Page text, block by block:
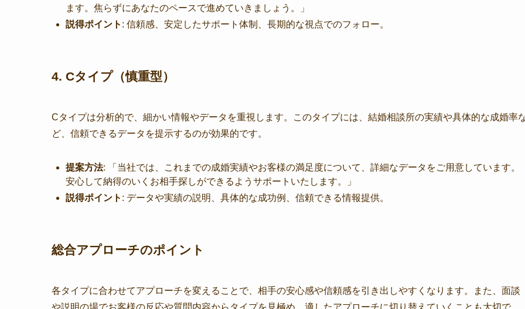
ます。焦らずにあなたのペースで進めていきましょう。」
説得ポイント : 信頼感、安定したサポート体制、長期的な視点でのフォロー。
4. Cタイプ（慎重型）
Cタイプは分析的で、細かい情報やデータを重視します。このタイプには、結婚相談所の実績や具体的な成婚率
ど、信頼できるデータを提示するのが効果的です。
提案方法: 「当社では、これまでの成婚実績やお客様の満足度について、詳細なデータをご用意しています。
安心して納得のいくお相手探しができるようサポートいたします。」
説得ポイント : データや実績の説明、具体的な成功例、信頼できる情報提供。
総合アプローチのポイント
各タイプに合わせてアプローチを変えることで、相手の安心感や信頼感を引き出しやすくなります。また、面談
や説明の場でお客様の反応や質問内容からタイプを見極め、適したアプローチに切り替えていくことも大切で